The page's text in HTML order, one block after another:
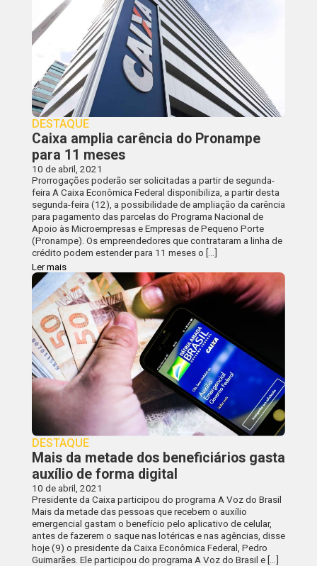
DESTAQUE
Caixa amplia carência do Pronampe
para 11 meses
10 de abril, 2021
Prorrogações poderão ser solicitadas a partir de segunda-
feira A Caixa Econômica Federal disponibiliza, a partir desta
segunda-feira (12), a possibilidade de ampliação da carência
para pagamento das parcelas do Programa Nacional de
Apoio às Microempresas e Empresas de Pequeno Porte
(Pronampe). Os empreendedores que contrataram a linha de
crédito podem estender para 11 meses o […]
Ler mais
DESTAQUE
Mais da metade dos beneficiários gasta
auxílio de forma digital
10 de abril, 2021
Presidente da Caixa participou do programa A Voz do Brasil
Mais da metade das pessoas que recebem o auxílio
emergencial gastam o benefício pelo aplicativo de celular,
antes de fazerem o saque nas lotéricas e nas agências, disse
hoje (9) o presidente da Caixa Econômica Federal, Pedro
Guimarães. Ele participou do programa A Voz do Brasil e […]